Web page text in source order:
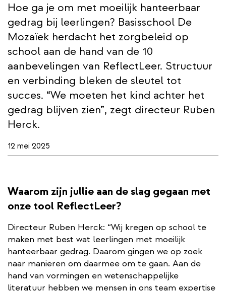
Hoe ga je om met moeilijk hanteerbaar
gedrag bij leerlingen? Basisschool De
Mozaïek herdacht het zorgbeleid op
school aan de hand van de 10
aanbevelingen van ReflectLeer. Structuur
en verbinding bleken de sleutel tot
succes. “We moeten het kind achter het
gedrag blijven zien”, zegt directeur Ruben
Herck.
12 mei 2025
Waarom zijn jullie aan de slag gegaan met
onze tool ReflectLeer?
Directeur Ruben Herck: “Wij kregen op school te
maken met best wat leerlingen met moeilijk
hanteerbaar gedrag. Daarom gingen we op zoek
naar manieren om daarmee om te gaan. Aan de
hand van vormingen en wetenschappelijke
literatuur hebben we mensen in ons team expertise